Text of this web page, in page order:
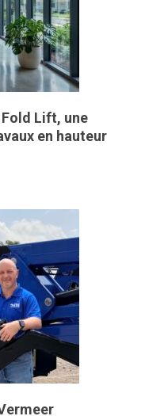
Lift, une
en hauteur